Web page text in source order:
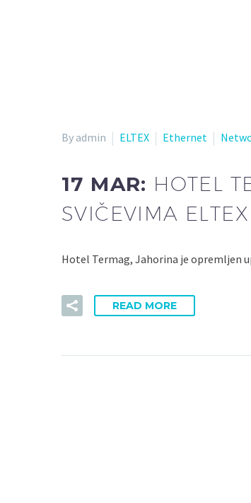
By admin ELTEX Ethernet
17 MAR: HOTEL
SVIČEVIMA ELTEX
Hotel Termag, Jahorina je opremljen
READ MORE